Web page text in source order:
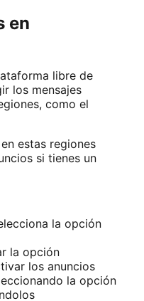
en
libre de
los mensajes
como el
estas regiones
si tienes un
la opción
la opción
los anuncios
la opción